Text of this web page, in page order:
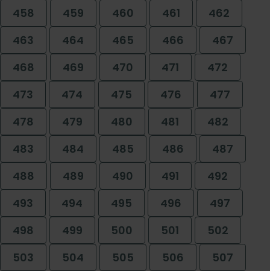
458 459 460 461
462
463
464 465 466
467
468
469 470 471
472
473
474 475 476
477
478
479 480 481
482
483
484 485 486
487
488
489 490 491
492
493
494 495 496
497
498
499 500 501
502
503
504 505 506
507